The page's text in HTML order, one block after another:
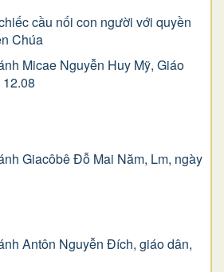
cầu nối con người với quyền
Chúa
Micae Nguyễn Huy Mỹ, Giáo
Giacôbê Ðỗ Mai Năm, Lm, ngày
Antôn Nguyễn Ðích, giáo dân,